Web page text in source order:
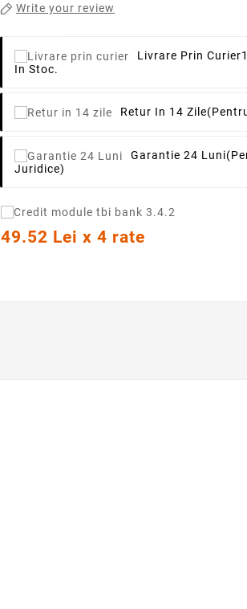
Write your review
Livrare Prin Curier
In Stoc.
Retur In 14 Zile
Garantie 24 Luni
Juridice)
49.52 Lei x 4 rate